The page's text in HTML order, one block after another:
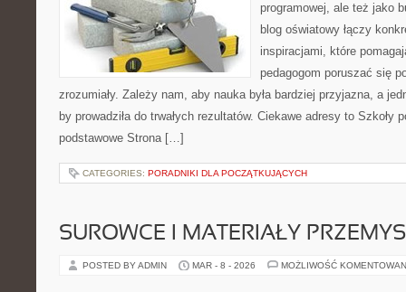
programowej, ale też jako
blog oświatowy łączy
inspiracjami, które
pedagogom poruszać się
zrozumiały. Zależy nam, aby nauka była bardziej przyjazna, a
by prowadziła do trwałych rezultatów. Ciekawe adresy to Szkoły
podstawowe Strona […]
CATEGORIES: PORADNIKI DLA POCZĄTKUJĄCYCH
SUROWCE I MATERIAŁY
POSTED BY ADMIN MAR - 8 - 2026 MOŻLIWOŚĆ